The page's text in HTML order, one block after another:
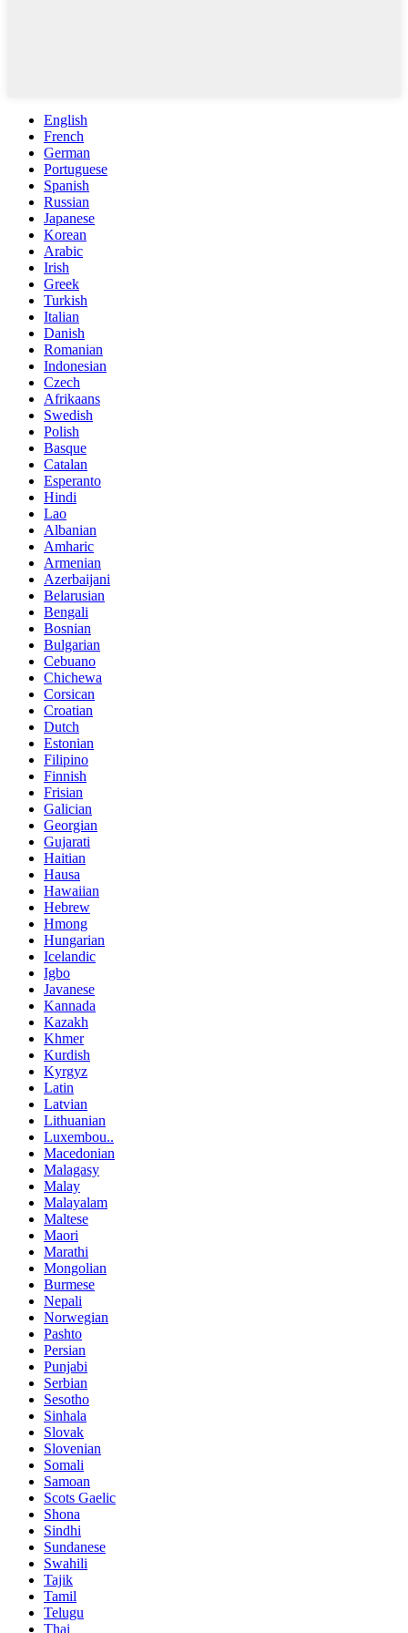
English
French
German
Portuguese
Spanish
Russian
Japanese
Korean
Arabic
Irish
Greek
Turkish
Italian
Danish
Romanian
Indonesian
Czech
Afrikaans
Swedish
Polish
Basque
Catalan
Esperanto
Hindi
Lao
Albanian
Amharic
Armenian
Azerbaijani
Belarusian
Bengali
Bosnian
Bulgarian
Cebuano
Chichewa
Corsican
Croatian
Dutch
Estonian
Filipino
Finnish
Frisian
Galician
Georgian
Gujarati
Haitian
Hausa
Hawaiian
Hebrew
Hmong
Hungarian
Icelandic
Igbo
Javanese
Kannada
Kazakh
Khmer
Kurdish
Kyrgyz
Latin
Latvian
Lithuanian
Luxembou..
Macedonian
Malagasy
Malay
Malayalam
Maltese
Maori
Marathi
Mongolian
Burmese
Nepali
Norwegian
Pashto
Persian
Punjabi
Serbian
Sesotho
Sinhala
Slovak
Slovenian
Somali
Samoan
Scots Gaelic
Shona
Sindhi
Sundanese
Swahili
Tajik
Tamil
Telugu
Thai